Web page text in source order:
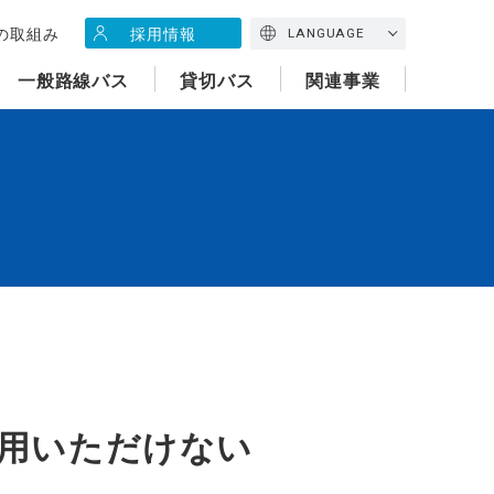
取組み 採用情報 LANGUAGE
一般路線バス 貸切バス 関連事業
いただけない